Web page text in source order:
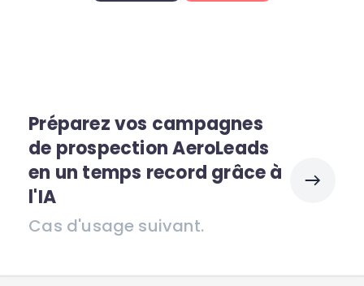
Préparez vos campagnes
de prospection AeroLeads
en un temps record grâce à
l'IA
Cas d'usage suivant.